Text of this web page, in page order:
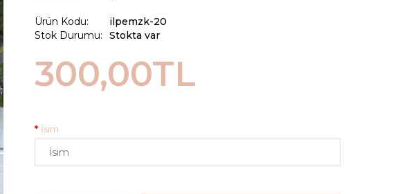
Ürün Kodu:
Stok Durumu:
ilpemzk-20
Stokta var
300,00TL
İsim